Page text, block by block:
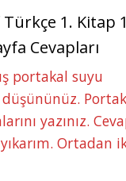
Türkçe 1. Kitap
Cevapları
portakal suyu
düşününüz.
yazınız.
Ortadan